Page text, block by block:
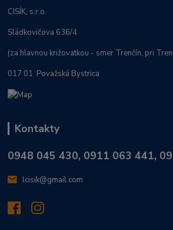
CISÍK, s.r.o.
Sládkovičova 636/4
(za hlavnou križovatkou - smer Trenčín, pri
017 01 Považská Bystrica
Kontakty
0948 045 430, 0911 063 441,
lcisik@gmail.com